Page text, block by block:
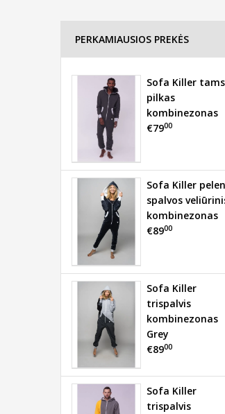
PERKAMIAUSIOS PREKĖS
Sofa Killer
pilkas
kombinezonas
€7900
Sofa Killer
spalvos
kombinezonas
€8900
Sofa Killer
trispalvis
kombinezonas
Grey
€8900
Sofa Killer
trispalvis